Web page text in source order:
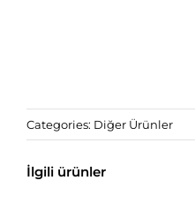
Categories: Diğer Ürünler
İlgili ürünler